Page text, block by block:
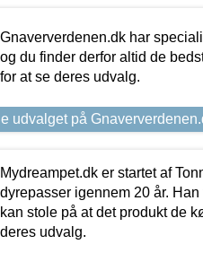
Gnaververdenen.dk har
og du finder derfor altid de
for at se deres udvalg.
udvalget på
Mydreampet.dk er startet af
dyrepasser igennem 20 år.
kan stole på at det produkt de
deres udvalg.